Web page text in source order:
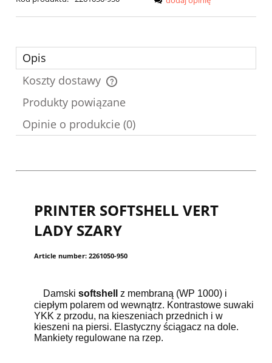
Opis
Koszty dostawy
Cena nie zawiera ewentualnych kosztów płatności
Produkty powiązane
Opinie o produkcie (0)
PRINTER SOFTSHELL VERT
LADY SZARY
Article number: 2261050-950
Damski softshell
z membraną (WP 1000) i
ciepłym polarem od wewnątrz. Kontrastowe suwaki
YKK z przodu, na kieszeniach przednich i w
kieszeni na piersi. Elastyczny ściągacz na dole.
Mankiety regulowane na rzep.